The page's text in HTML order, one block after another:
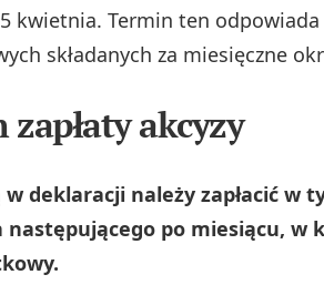
kwietnia. Termin ten
składanych za miesięczne
zapłaty akcyzy
w deklaracji należy zapłacić w
następującego po miesiącu, w